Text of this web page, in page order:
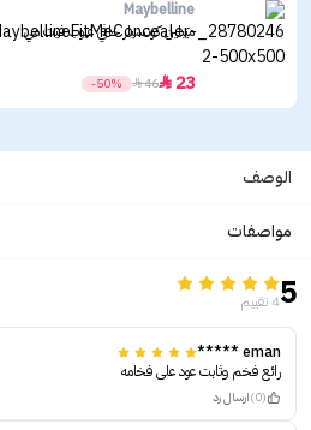
Maybelline
ميبلين كونسيلر خافي عيوب فيت مي
23

46

-50%
الوصف
مواصفات
54 تقييم
eman *****
رائع فخم وثابت عود على فخامه
(0) ارسال رد